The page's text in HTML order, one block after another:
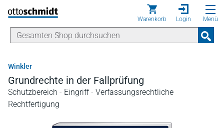
Direkt zum Inhalt
Warenkorb Login Menü
Winkler
Grundrechte in der Fallprüfung
Schutzbereich - Eingriff - Verfassungsrechtliche
Rechtfertigung